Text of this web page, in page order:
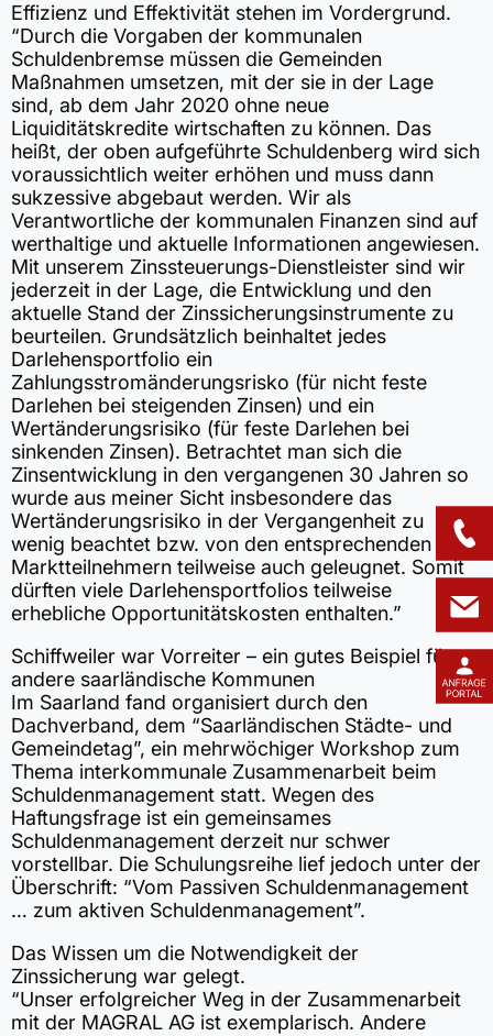
Effizienz und Effektivität stehen im Vordergrund.
“Durch die Vorgaben der kommunalen
Schuldenbremse müssen die Gemeinden
Maßnahmen umsetzen, mit der sie in der Lage
sind, ab dem Jahr 2020 ohne neue
Liquiditätskredite wirtschaften zu können. Das
heißt, der oben aufgeführte Schuldenberg wird sich
voraussichtlich weiter erhöhen und muss dann
sukzessive abgebaut werden. Wir als
Verantwortliche der kommunalen Finanzen sind auf
werthaltige und aktuelle Informationen angewiesen.
Mit unserem Zinssteuerungs-Dienstleister sind wir
jederzeit in der Lage, die Entwicklung und den
aktuelle Stand der Zinssicherungsinstrumente zu
beurteilen. Grundsätzlich beinhaltet jedes
Darlehensportfolio ein
Zahlungsstromänderungsrisko (für nicht feste
Darlehen bei steigenden Zinsen) und ein
Wertänderungsrisiko (für feste Darlehen bei
sinkenden Zinsen). Betrachtet man sich die
Zinsentwicklung in den vergangenen 30 Jahren so
wurde aus meiner Sicht insbesondere das
Wertänderungsrisiko in der Vergangenheit zu
wenig beachtet bzw. von den entsprechenden
Marktteilnehmern teilweise auch geleugnet. Somit
dürften viele Darlehensportfolios teilweise
erhebliche Opportunitätskosten enthalten.”
Schiffweiler war Vorreiter – ein gutes Beispiel für
andere saarländische Kommunen
Im Saarland fand organisiert durch den
Dachverband, dem “Saarländischen Städte- und
Gemeindetag”, ein mehrwöchiger Workshop zum
Thema interkommunale Zusammenarbeit beim
Schuldenmanagement statt. Wegen des
Haftungsfrage ist ein gemeinsames
Schuldenmanagement derzeit nur schwer
vorstellbar. Die Schulungsreihe lief jedoch unter der
Überschrift: “Vom Passiven Schuldenmanagement
… zum aktiven Schuldenmanagement”.
Das Wissen um die Notwendigkeit der
Zinssicherung war gelegt.
“Unser erfolgreicher Weg in der Zusammenarbeit
mit der MAGRAL AG ist exemplarisch. Andere